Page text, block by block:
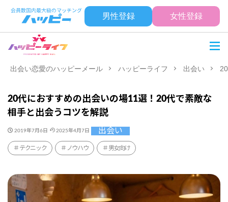
男性登録 女性登録
出会い恋愛のハッピーメール ハッピーライフ 出会い
20代におすすめの出会いの場11選！20代で素敵な
相手と出会うコツを解説
2019年7月6日 2025年4月7日 出会い
テクニック ノウハウ 男女向け